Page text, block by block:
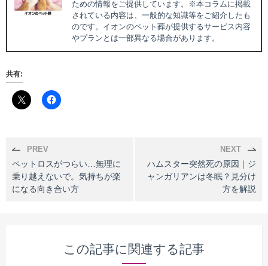
ための情報をご提供しています。※本コラムに掲載
されている内容は、一般的な知識等をご紹介したも
のです。イオンのペット葬が提供するサービス内容
やプランとは一部異なる場合があります。
共有:
PREV
ペットロスがつらい…無理に
乗り越えないで。気持ちが楽
になる向き合い方
NEXT
ハムスター突然死の原因｜ジ
ャンガリアンは冬眠？見分け
方を解説
この記事に関連する記事